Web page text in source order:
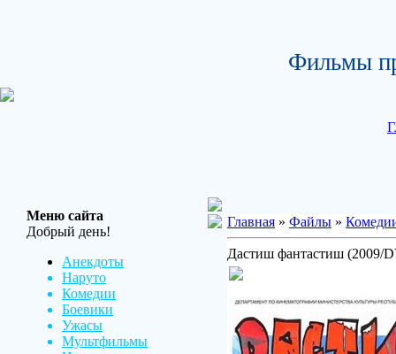
Фильмы
Меню сайта
Добрый день!
Анекдоты
Наруто
Комедии
Боевики
Ужасы
Мультфильмы
Главная » Файлы »
Дастиш фантастиш (2009/